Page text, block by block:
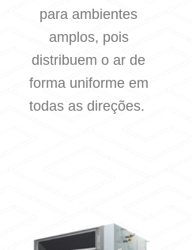
para ambientes
amplos, pois
distribuem o ar de
forma uniforme em
todas as direções.